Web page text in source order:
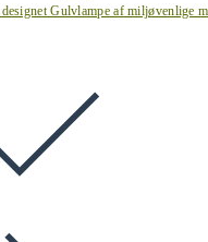
Gulvlampe af miljøvenlige